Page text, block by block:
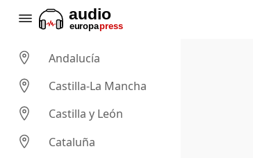
Andalucía
Castilla-La Mancha
Castilla y León
Cataluña